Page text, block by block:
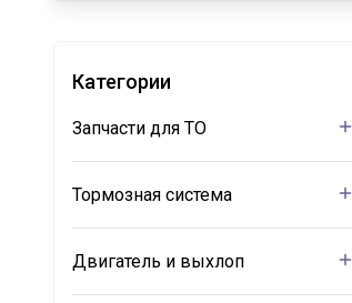
Категории
Запчасти для ТО
Тормозная система
Двигатель и выхлоп